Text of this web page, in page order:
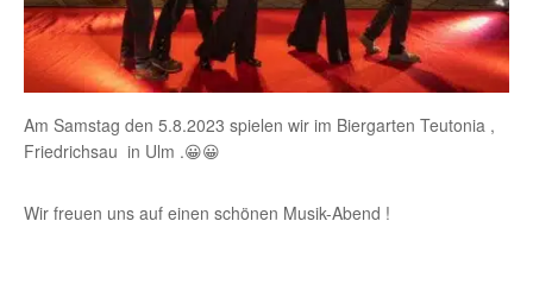
Am Samstag den 5.8.2023 spielen wir im Biergarten Teutonia ,
Friedrichsau in Ulm .😀😀
Wir freuen uns auf einen schönen Musik-Abend !